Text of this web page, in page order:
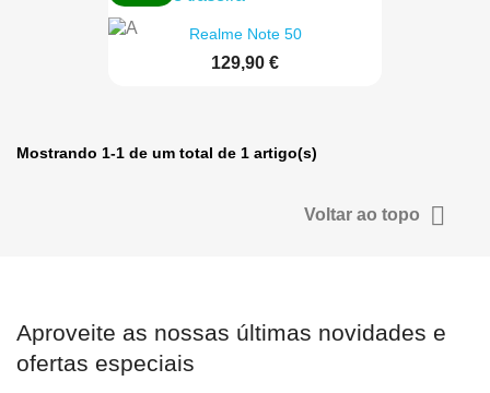
Realme Note 50
129,90 €
Mostrando 1-1 de um total de 1 artigo(s)
Voltar ao topo 
Aproveite as nossas últimas novidades e
ofertas especiais